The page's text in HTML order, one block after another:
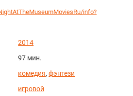
info?
2014
97 мин.
комедия,фэнтези
игровой